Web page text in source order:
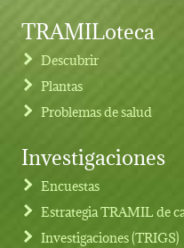
Footer menu
TRAMILoteca
Descubrir
Plantas
Problemas de salud
Investigaciones
Encuestas
Estrategia TRAMIL de
Investigaciones (TRIGS)